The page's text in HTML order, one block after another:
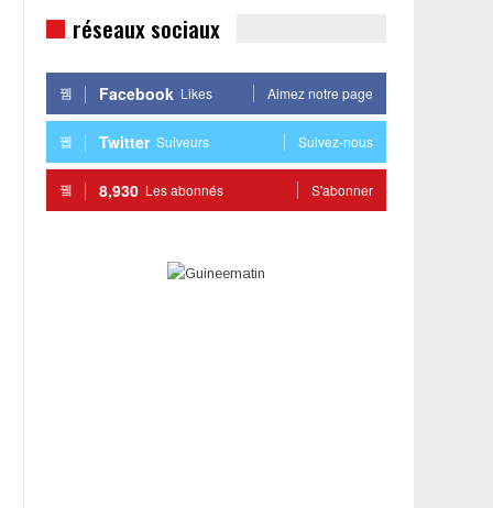
réseaux sociaux
Facebook Likes Aimez notre page
Twitter Suiveurs Suivez-nous
8,930 Les abonnés S'abonner